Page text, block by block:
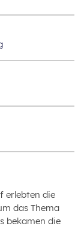
erlebten die
das Thema
bekamen die